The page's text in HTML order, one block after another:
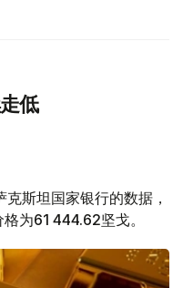
低
克斯坦国家银行的数据，
为61 444.62坚戈。